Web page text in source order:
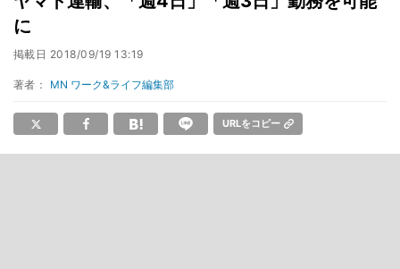
に
掲載日 2018/09/19 13:19
著者： MN ワーク&ライフ編集部
URLをコピー